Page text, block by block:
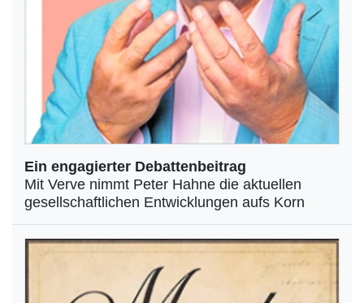
Ein engagierter Debattenbeitrag
Mit Verve nimmt Peter Hahne die aktuellen
gesellschaftlichen Entwicklungen aufs Korn